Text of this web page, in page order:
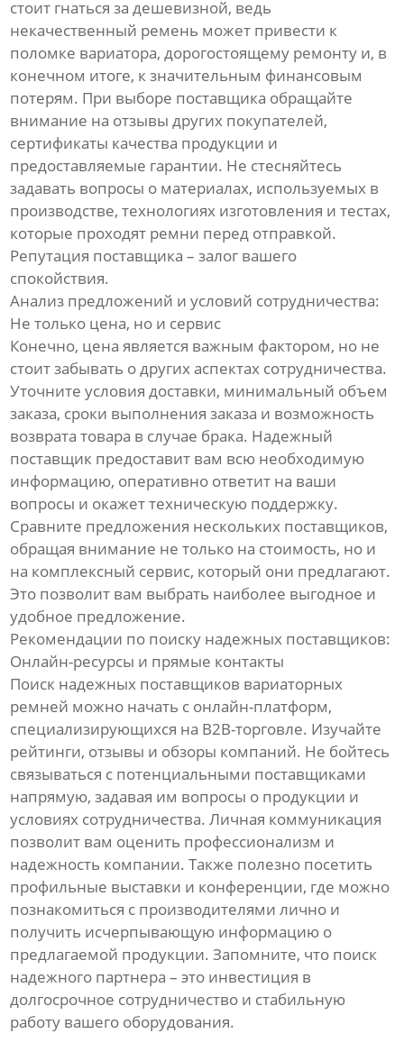
стоит гнаться за дешевизной, ведь
некачественный ремень может привести к
поломке вариатора, дорогостоящему ремонту и, в
конечном итоге, к значительным финансовым
потерям. При выборе поставщика обращайте
внимание на отзывы других покупателей,
сертификаты качества продукции и
предоставляемые гарантии. Не стесняйтесь
задавать вопросы о материалах, используемых в
производстве, технологиях изготовления и тестах,
которые проходят ремни перед отправкой.
Репутация поставщика – залог вашего
спокойствия.
Анализ предложений и условий сотрудничества:
Не только цена, но и сервис
Конечно, цена является важным фактором, но не
стоит забывать о других аспектах сотрудничества.
Уточните условия доставки, минимальный объем
заказа, сроки выполнения заказа и возможность
возврата товара в случае брака. Надежный
поставщик предоставит вам всю необходимую
информацию, оперативно ответит на ваши
вопросы и окажет техническую поддержку.
Сравните предложения нескольких поставщиков,
обращая внимание не только на стоимость, но и
на комплексный сервис, который они предлагают.
Это позволит вам выбрать наиболее выгодное и
удобное предложение.
Рекомендации по поиску надежных поставщиков:
Онлайн-ресурсы и прямые контакты
Поиск надежных поставщиков вариаторных
ремней можно начать с онлайн-платформ,
специализирующихся на B2B-торговле. Изучайте
рейтинги, отзывы и обзоры компаний. Не бойтесь
связываться с потенциальными поставщиками
напрямую, задавая им вопросы о продукции и
условиях сотрудничества. Личная коммуникация
позволит вам оценить профессионализм и
надежность компании. Также полезно посетить
профильные выставки и конференции, где можно
познакомиться с производителями лично и
получить исчерпывающую информацию о
предлагаемой продукции. Запомните, что поиск
надежного партнера – это инвестиция в
долгосрочное сотрудничество и стабильную
работу вашего оборудования.